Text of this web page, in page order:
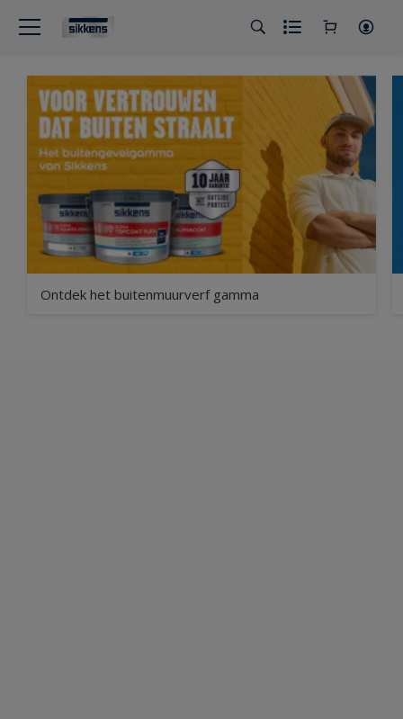
Ontdek het buitenmuurverf gamma